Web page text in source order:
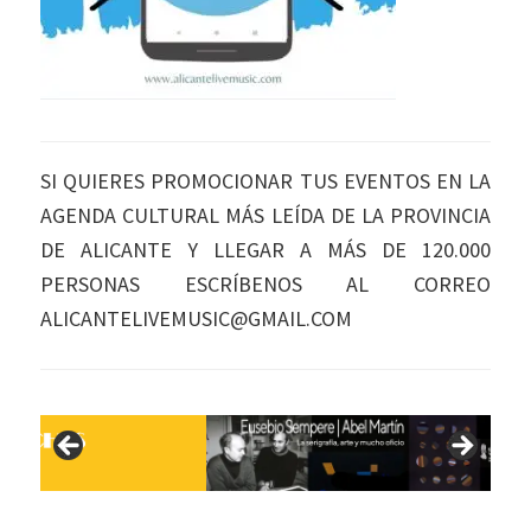
SI QUIERES PROMOCIONAR TUS EVENTOS EN LA
AGENDA CULTURAL MÁS LEÍDA DE LA PROVINCIA
DE ALICANTE Y LLEGAR A MÁS DE 120.000
PERSONAS ESCRÍBENOS AL CORREO
ALICANTELIVEMUSIC@GMAIL.COM